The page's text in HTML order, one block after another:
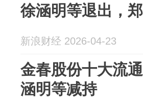
徐涵明等退出，
新浪财经 2026-04-23
金春股份十大流
涵明等减持